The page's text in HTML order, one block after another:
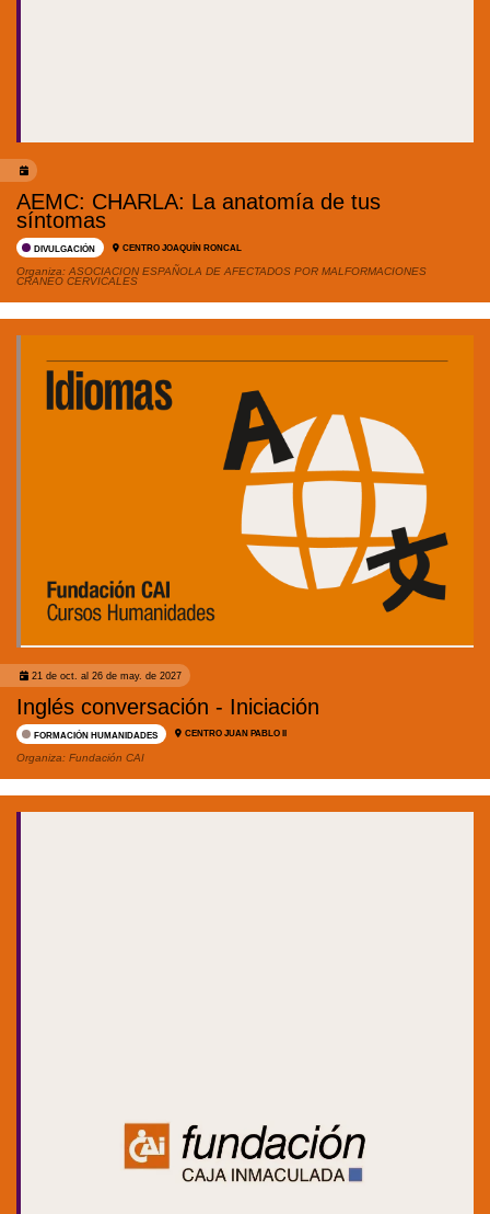
AEMC: CHARLA: La anatomía de tus
síntomas
DIVULGACIÓN CENTRO JOAQUÍN RONCAL
Organiza: ASOCIACION ESPAÑOLA DE AFECTADOS POR MALFORMACIONES
CRANEO CERVICALES
21 de oct. al 26 de may. de 2027
Inglés conversación - Iniciación
FORMACIÓN HUMANIDADES CENTRO JUAN PABLO II
Organiza: Fundación CAI